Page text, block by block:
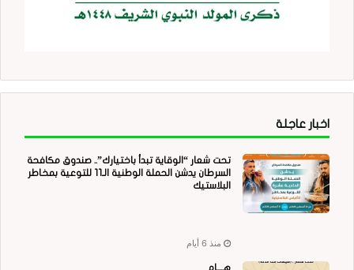
اخبار عاجلة
تحت شعار “الوقاية تبدأ باختيارك”.. صندوق مكافحة
السرطان يدشن الحملة الوطنية الـ11 للتوعية بمخاطر
البلاستيك
منذ 6 أيام
هــــام